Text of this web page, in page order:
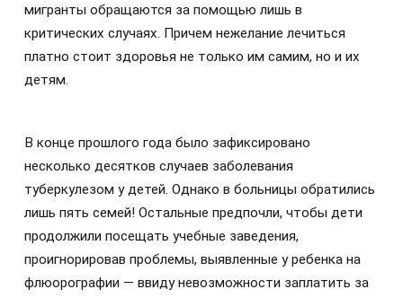
мигранты обращаются за помощью лишь в
критических случаях. Причем нежелание лечиться
платно стоит здоровья не только им самим, но и их
детям.
В конце прошлого года было зафиксировано
несколько десятков случаев заболевания
туберкулезом у детей. Однако в больницы обратились
лишь пять семей! Остальные предпочли, чтобы дети
продолжили посещать учебные заведения,
проигнорировав проблемы, выявленные у ребенка на
флюорографии — ввиду невозможности заплатить за